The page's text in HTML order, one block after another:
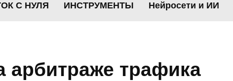
С НУЛЯ ИНСТРУМЕНТЫ Нейросети и ИИ
арбитраже трафика